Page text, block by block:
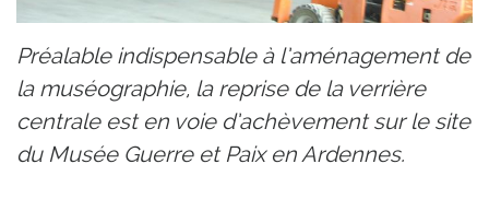
Préalable indispensable à l’aménagement de
la muséographie, la reprise de la verrière
centrale est en voie d’achèvement sur le site
du Musée Guerre et Paix en Ardennes.